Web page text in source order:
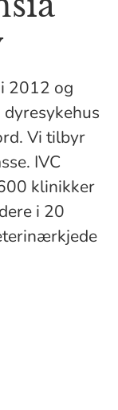
2012 og
Vi tilbyr
IVC
klinikker
i 20